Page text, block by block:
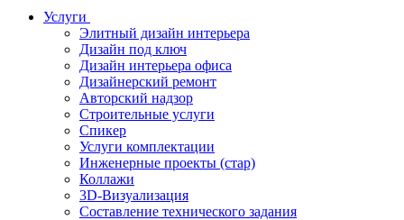
Услуги
Элитный дизайн интерьера
Дизайн под ключ
Дизайн интерьера офиса
Дизайнерский ремонт
Авторский надзор
Строительные услуги
Спикер
Услуги комплектации
Инженерные проекты (стар)
Коллажи
3D-Визуализация
Составление технического задания